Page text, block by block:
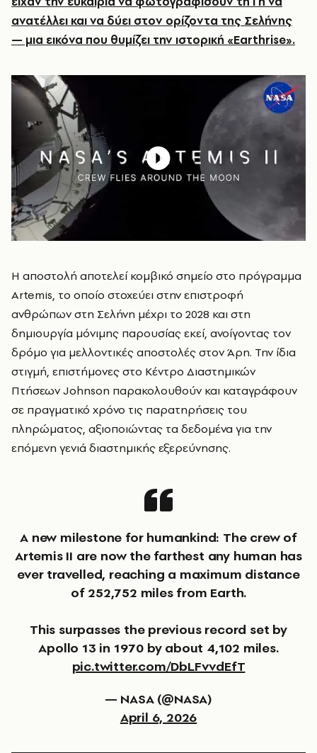
ανατέλλει και να δύει στον ορίζοντα της Σελήνης
— μια εικόνα που θυμίζει την ιστορική «Earthrise».
Η αποστολή αποτελεί κομβικό σημείο στο πρόγραμμα
Artemis, το οποίο στοχεύει στην επιστροφή
ανθρώπων στη Σελήνη μέχρι το 2028 και στη
δημιουργία μόνιμης παρουσίας εκεί, ανοίγοντας τον
δρόμο για μελλοντικές αποστολές στον Άρη. Την ίδια
στιγμή, επιστήμονες στο Κέντρο Διαστημικών
Πτήσεων Johnson παρακολουθούν και καταγράφουν
σε πραγματικό χρόνο τις παρατηρήσεις του
πληρώματος, αξιοποιώντας τα δεδομένα για την
επόμενη γενιά διαστημικής εξερεύνησης.
A new milestone for humankind: The crew of
Artemis II are now the farthest any human has
ever travelled, reaching a maximum distance
of 252,752 miles from Earth.
This surpasses the previous record set by
Apollo 13 in 1970 by about 4,102 miles.
pic.twitter.com/DbLFvvdEfT
— NASA (@NASA)
April 6, 2026